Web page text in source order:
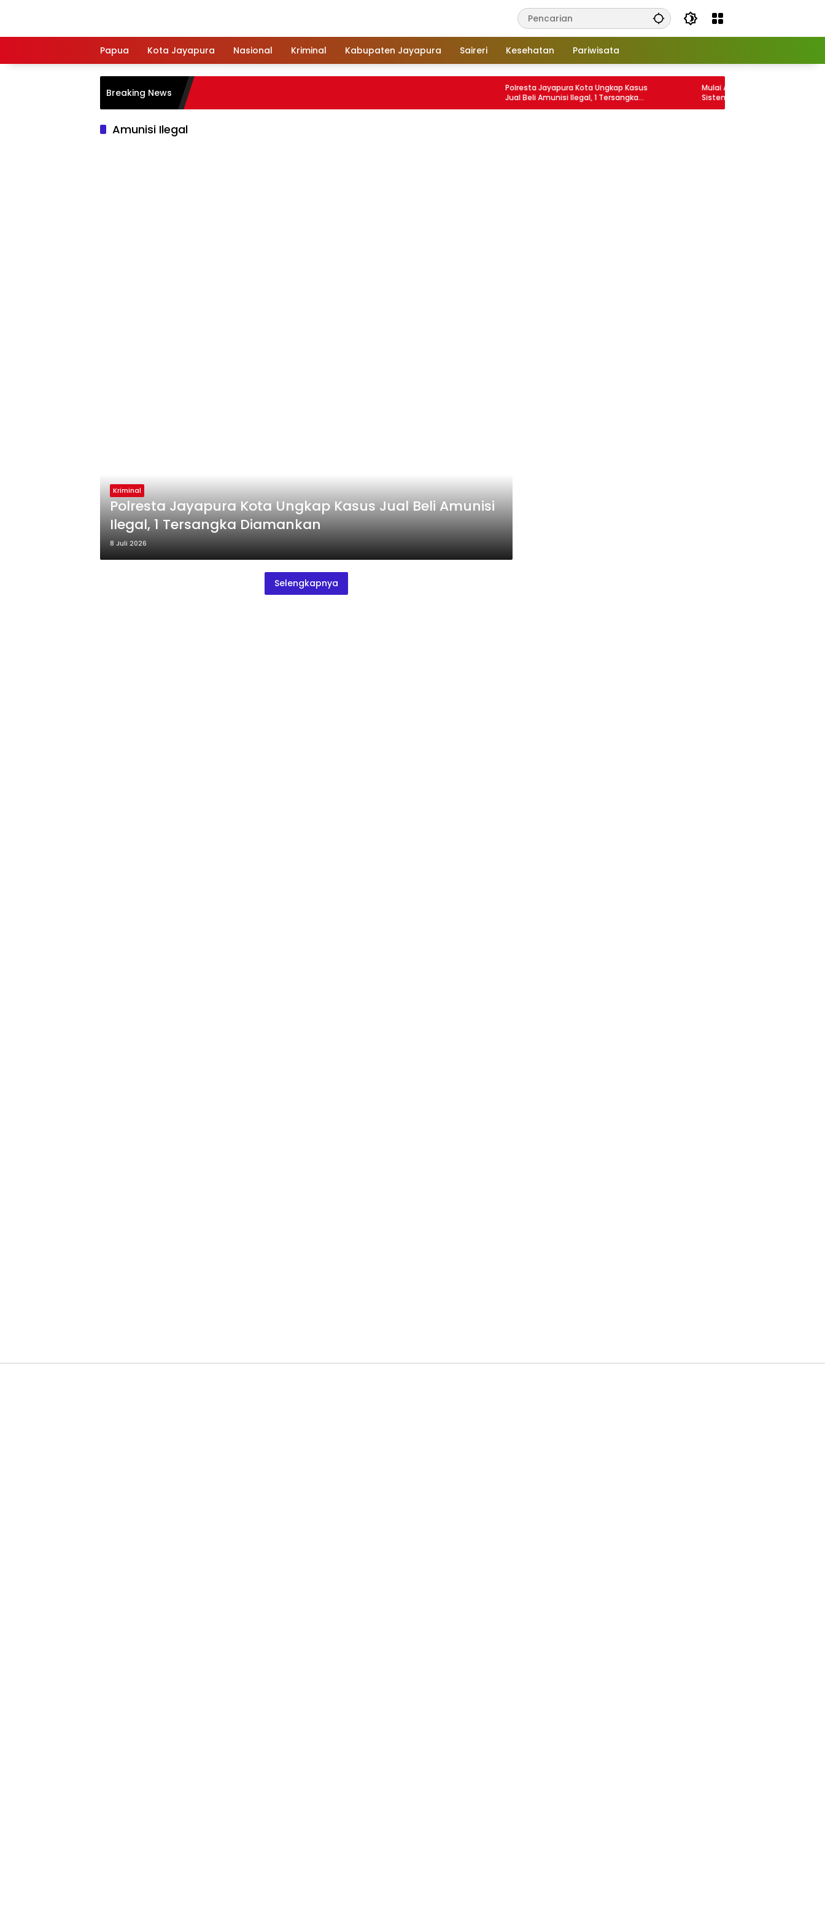
Papua
Kota Jayapura Nasional Kriminal Kabupaten Jayapura Saireri Kesehatan Pariwisata
Breaking News
Polresta Jayapura Kota Ungkap Kasus
Jual Beli Amunisi Ilegal, 1 Tersangka
Diamankan
Mulai Agustus 2026, ATR BPN Terapkan
Sistem Pengukuran Terjadwal Maksimal
12 Hari
Amunisi Ilegal
Kriminal
Polresta Jayapura Kota Ungkap Kasus Jual Beli Amunisi
Ilegal, 1 Tersangka Diamankan
8 Juli 2026
Selengkapnya